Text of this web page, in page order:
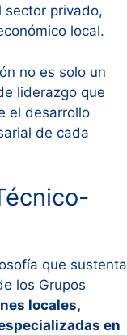
sector privado,
local.
no es solo un
liderazgo que
el desarrollo
de cada
que sustenta
los Grupos
locales,
en